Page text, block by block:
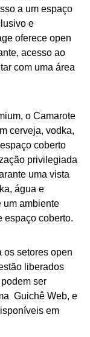
a um espaço
e
oferece open
acesso ao
com uma área
o Camarote
cerveja, vodka,
coberto
privilegiada
uma vista
água e
um ambiente
espaço coberto.
os setores open
liberados
ser
Guichê Web, e
em